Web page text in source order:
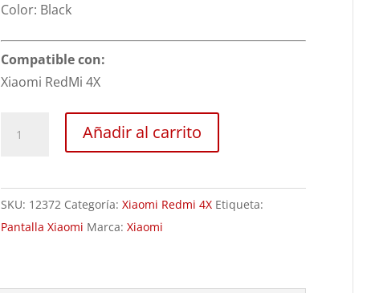
Color: Black
Compatible con:
Xiaomi RedMi 4X
Digitalizador
Negro
Xiaomi
Añadir al carrito
SKU: 12372 Categoría:Xiaomi Redmi 4X Etiqueta:
Pantalla Xiaomi Marca:Xiaomi